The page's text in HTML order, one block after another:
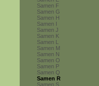
Samen F
Samen G
Samen H
Samen I
Samen J
Samen K
Samen L
Samen M
Samen N
Samen O
Samen P
Samen Q
Samen R
Samen S